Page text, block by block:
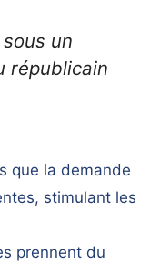
un
républicain
que la demande
stimulant les
prennent du